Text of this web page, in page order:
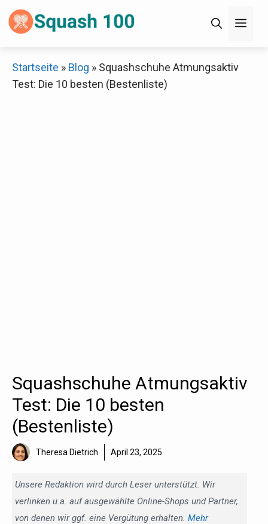
Zum
Inhalt
Startseite » Blog » Squashschuhe Atmungsaktiv
Test: Die 10 besten (Bestenliste)
Squashschuhe Atmungsaktiv
Test: Die 10 besten
(Bestenliste)
Theresa Dietrich April 23, 2025
Unsere Redaktion wird durch Leser unterstützt. Wir
verlinken u.a. auf ausgewählte Online-Shops und Partner,
von denen wir ggf. eine Vergütung erhalten. Mehr
Decathlon Sale